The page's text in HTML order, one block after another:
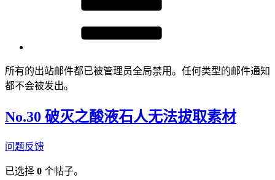
所有的出站邮件都已被管理员全局禁用。任何类型的邮件通知
都不会被发出。
No.30 破灭之酸液石人无法拔取素材
问题反馈
已选择 0 个帖子。